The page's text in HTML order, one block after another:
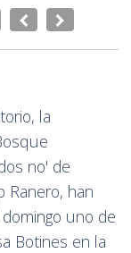
la
no' de
Ranero, han
uno de
Botines en la